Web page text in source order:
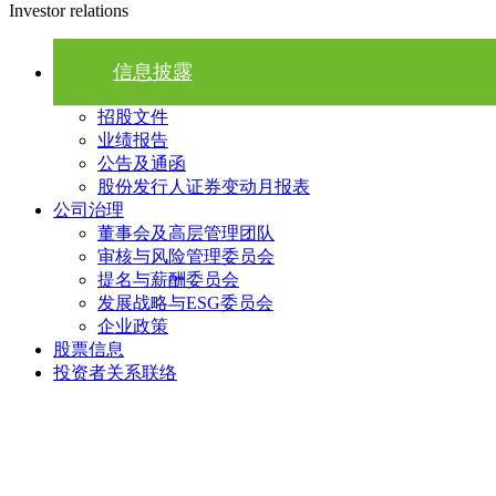
Investor relations
信息披露
招股文件
业绩报告
公告及通函
股份发行人证券变动月报表
公司治理
董事会及高层管理团队
审核与风险管理委员会
提名与薪酬委员会
发展战略与ESG委员会
企业政策
股票信息
投资者关系联络